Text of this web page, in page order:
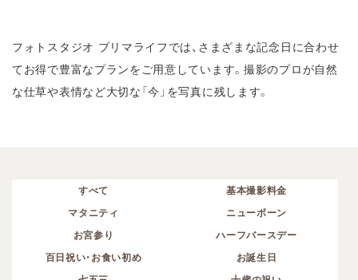
フォトスタジオ プリマライフでは、さまざまな記念日に合わせ
てお得で豊富なプランをご用意しています。 撮影のプロが自然
な仕草や表情など大切な「今」を写真に残します。
すべて
基本撮影料金
マタニティ
ニューボーン
お宮参り
ハーフバースデー
百日祝い・お食い初め
お誕生日